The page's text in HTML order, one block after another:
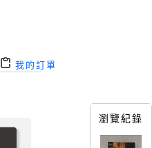
我的訂單
瀏覽紀錄